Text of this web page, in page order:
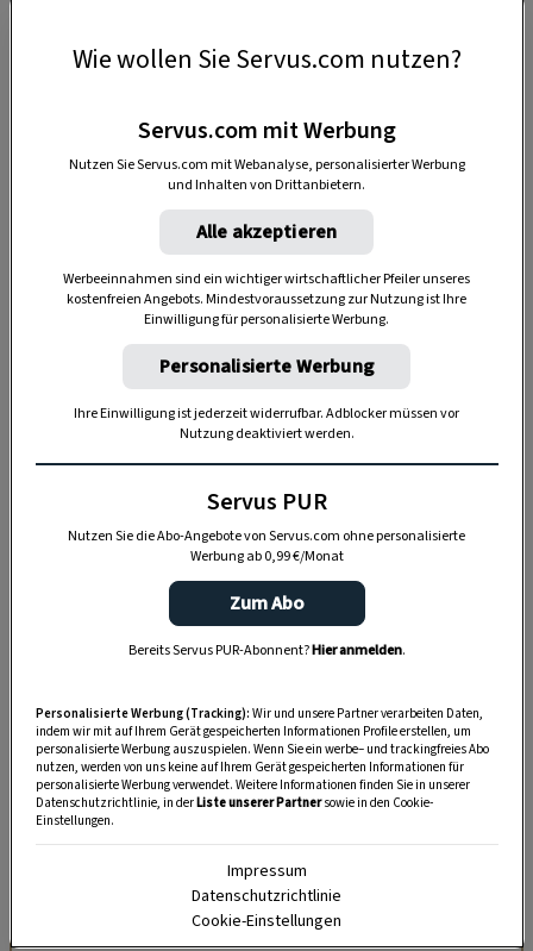
Kraft tanken mit Thomas Sykora
Auch Skilegende Thomas Sykora hat uns seinen
persönlichen Kraftplatz verraten. Immer, wenn
er neue Energie tanken muss, schnappt er sich
sein Rad und fährt auf den höchsten Punkt des
Höhenwanderwegs in seiner
niederösterreichischen Heimat.
„Servus Garten“ auf WhatsApp
Wie wollen Sie Servus.com nutzen?
Servus.com mit Werbung
Nutzen Sie Servus.com mit Webanalyse, personalisierter Werbung
und Inhalten von Drittanbietern.
Alle akzeptieren
Werbeeinnahmen sind ein wichtiger wirtschaftlicher Pfeiler unseres
kostenfreien Angebots. Mindestvoraussetzung zur Nutzung ist Ihre
Einwilligung für personalisierte Werbung.
Personalisierte Werbung
Ihre Einwilligung ist jederzeit widerrufbar. Adblocker müssen vor
Nutzung deaktiviert werden.
Servus PUR
Nutzen Sie die Abo-Angebote von Servus.com ohne personalisierte
Werbung ab 0,99 €/Monat
Zum Abo
Bereits Servus PUR-Abonnent?Hier anmelden.
Personalisierte Werbung (Tracking): Wir und unsere Partner verarbeiten Daten,
indem wir mit auf Ihrem Gerät gespeicherten Informationen Profile erstellen, um
personalisierte Werbung auszuspielen. Wenn Sie ein werbe– und trackingfreies Abo
nutzen, werden von uns keine auf Ihrem Gerät gespeicherten Informationen für
personalisierte Werbung verwendet. Weitere Informationen finden Sie in unserer
Datenschutzrichtlinie, in derListe unserer Partnersowie in den Cookie-
Einstellungen.
Impressum
Datenschutzrichtlinie
Cookie-Einstellungen